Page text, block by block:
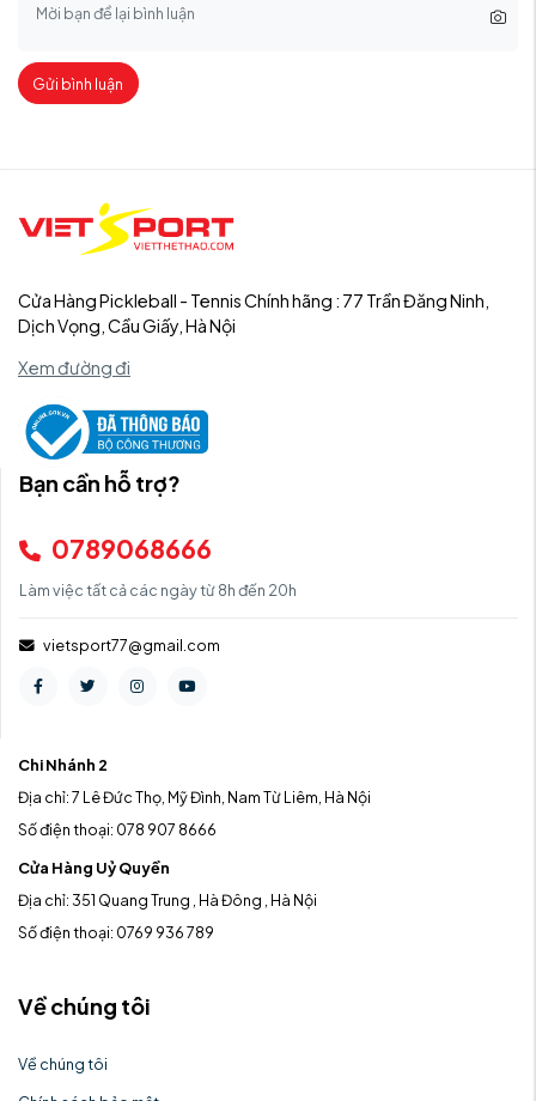
Gửi bình luận
Cửa Hàng Pickleball - Tennis Chính hãng : 77 Trần Đăng Ninh,
Dịch Vọng, Cầu Giấy, Hà Nội
Xem đường đi
Bạn cần hỗ trợ?
0789068666
Làm việc tất cả các ngày từ 8h đến 20h
vietsport77@gmail.com
Chi Nhánh 2
Địa chỉ: 7 Lê Đức Thọ, Mỹ Đình, Nam Từ Liêm, Hà Nội
Số điện thoại: 078 907 8666
Cửa Hàng Uỷ Quyền
Địa chỉ: 351 Quang Trung , Hà Đông , Hà Nội
Số điện thoại: 0769 936 789
Về chúng tôi
Về chúng tôi